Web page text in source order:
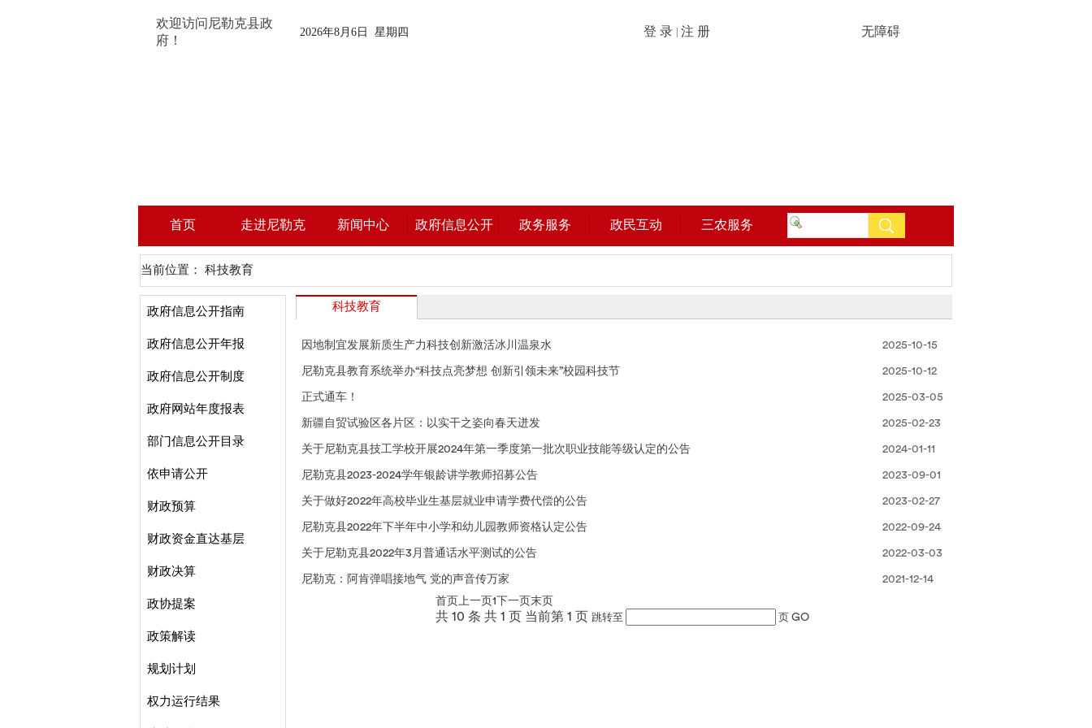
欢迎访问尼勒克县政
府！
2026年8月6日 星期四 登 录 注 册 无障碍
首页 走进尼勒克 新闻中心 政府信息公开 政务服务 政民互动 三农服务
当前位置： 科技教育
政府信息公开指南
政府信息公开年报
政府信息公开制度
政府网站年度报表
部门信息公开目录
依申请公开
财政预算
财政资金直达基层
财政决算
政协提案
政策解读
规划计划
权力运行结果
科技教育
因地制宜发展新质生产力科技创新激活冰川温泉水 2025-10-15
尼勒克县教育系统举办“科技点亮梦想 创新引领未来”校园科技节 2025-10-12
正式通车！ 2025-03-05
新疆自贸试验区各片区：以实干之姿向春天迸发 2025-02-23
关于尼勒克县技工学校开展2024年第一季度第一批次职业技能等级认定的公告 2024-01-11
尼勒克县2023-2024学年银龄讲学教师招募公告 2023-09-01
关于做好2022年高校毕业生基层就业申请学费代偿的公告 2023-02-27
尼勒克县2022年下半年中小学和幼儿园教师资格认定公告 2022-09-24
关于尼勒克县2022年3月普通话水平测试的公告 2022-03-03
尼勒克：阿肯弹唱接地气 党的声音传万家
2021-12-14
首页 上一页 1 下一页 末页
共 10 条 共 1 页 当前第 1 页 跳转至 页 GO